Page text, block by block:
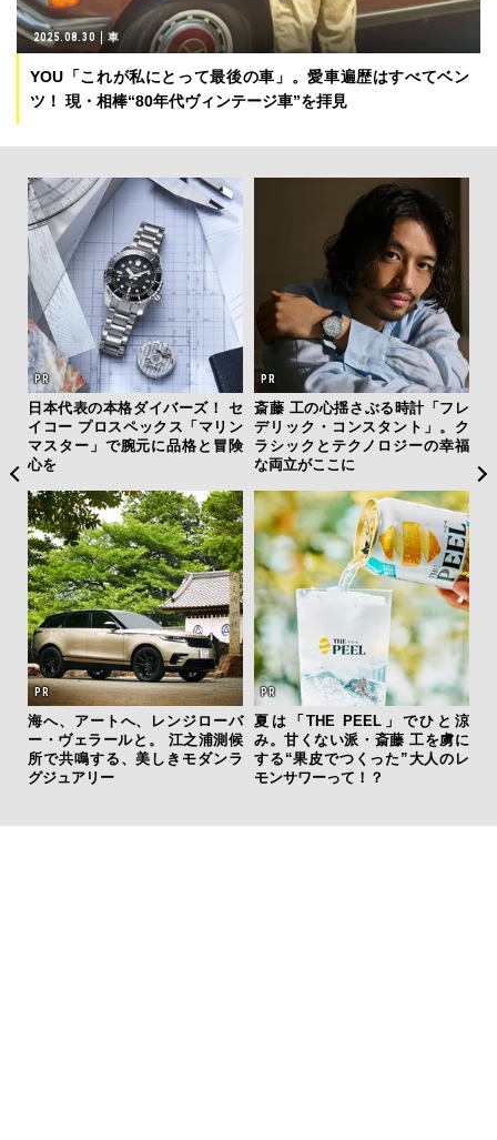
2025.08.30 車
YOU「これが私にとって最後の車」。愛車遍歴はすべてベン
ツ！ 現・相棒“80年代ヴィンテージ車”を拝見
「コンディション」が成果を左
右する——TENTIALの想いと研
究成果を結集した「BAKUNE Dr
y Pro」
【限定特報】Vansラバー・錦戸
亮が惚れ込む名品がデニムを纏
い、ABCマートで新登場！
「ハリー・ウィンストン」の”ラ
グスポ”で最上級の気品と個性を
纏う
革新は下山で生まれる──レクサ
スが新型TZとESに込めた「DIS
COVER」の哲学
4